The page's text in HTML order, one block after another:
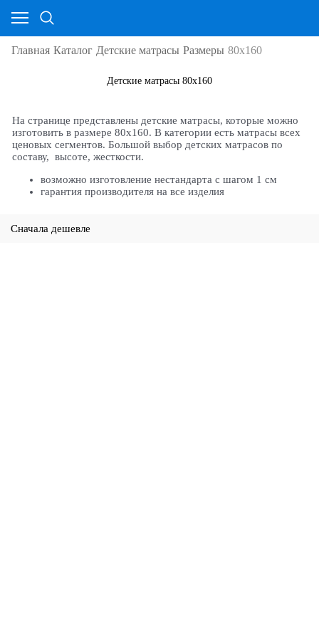
Главная Каталог Детские матрасы Размеры 80х160
Детские матрасы 80х160
На странице представлены детские матрасы, которые можно
изготовить в размере 80х160. В категории есть матрасы всех
ценовых сегментов. Большой выбор детских матрасов по
составу, высоте, жесткости.
возможно изготовление нестандарта с шагом 1 см
гарантия производителя на все изделия
Сначала дешевле